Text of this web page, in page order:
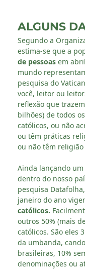
ALGUNS
Segundo a
estima-se que a
de pessoas em
mundo
pesquisa do
você, leitor ou
reflexão que
bilhões) de todos
católicos, ou não
ou têm práticas
ou não têm
Ainda lançando
dentro do nosso
pesquisa
janeiro do ano
católicos.
outros 50% (mais
católicos. São eles
da umbanda,
brasileiras, 10%
denominações ou